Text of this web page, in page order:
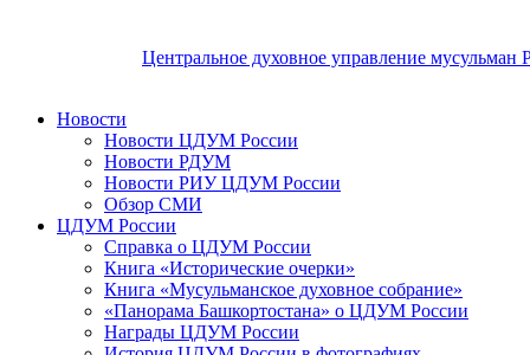
Центральное духовное управление мусульман
Новости
Новости ЦДУМ России
Новости РДУМ
Новости РИУ ЦДУМ России
Обзор СМИ
ЦДУМ России
Справка о ЦДУМ России
Книга «Исторические очерки»
Книга «Мусульманское духовное собрание»
«Панорама Башкортостана» о ЦДУМ России
Награды ЦДУМ России